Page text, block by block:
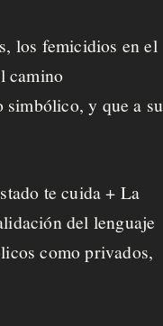
los femicidios en el
camino
y que a su
te cuida + La
del lenguaje
como privados,